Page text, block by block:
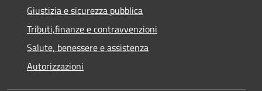
Giustizia e sicurezza pubblica
Tributi,finanze e contravvenzioni
Salute, benessere e assistenza
Autorizzazioni